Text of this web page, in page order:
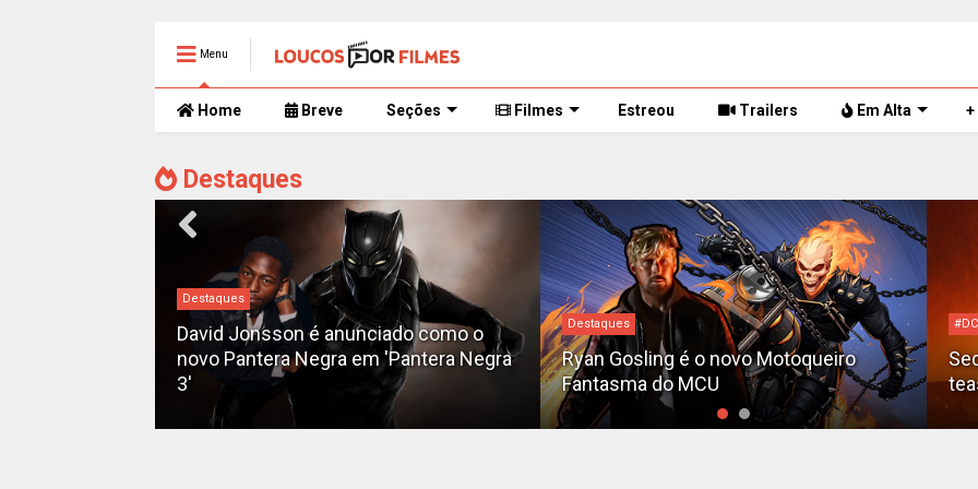
Menu
Home Breve Seções Filmes Estreou Trailers Em Alta +
Destaques
Destaques
David Jonsson é anunciado como o
novo Pantera Negra em 'Pantera Negra
3'
Destaques
Ryan Gosling é o novo Motoqueiro
Fantasma do MCU
#DC